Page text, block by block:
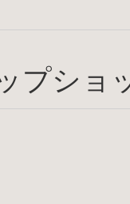
プショ